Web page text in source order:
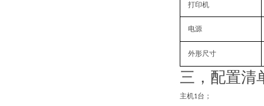
打印机
电源
外形尺寸
三，配置清
主机1台；